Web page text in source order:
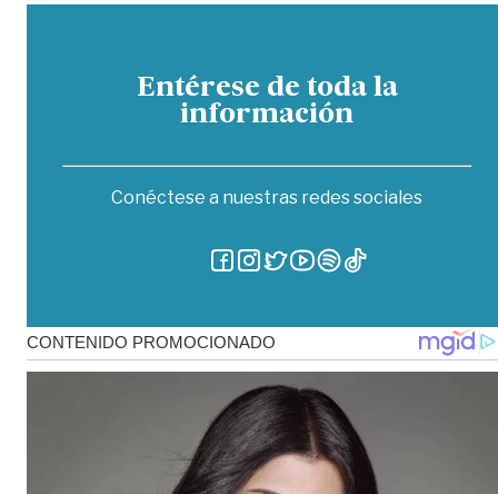
Entérese de toda la
información
Conéctese a nuestras redes sociales